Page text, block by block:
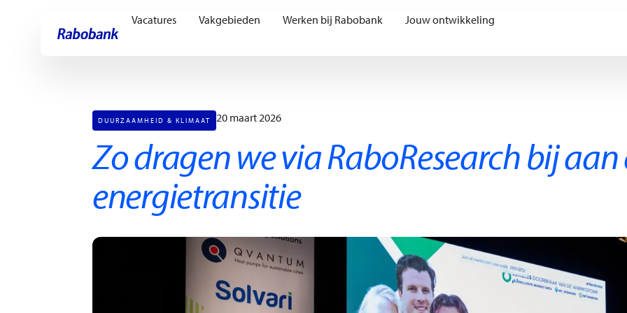
Ga direct naar:Hoofdinhoud
Vacatures Vakgebieden Werken bij Rabobank Jouw ontwikkeling
DUURZAAMHEID & KLIMAAT 20 maart 2026
Zo dragen we via RaboResearch bij aan
energietransitie